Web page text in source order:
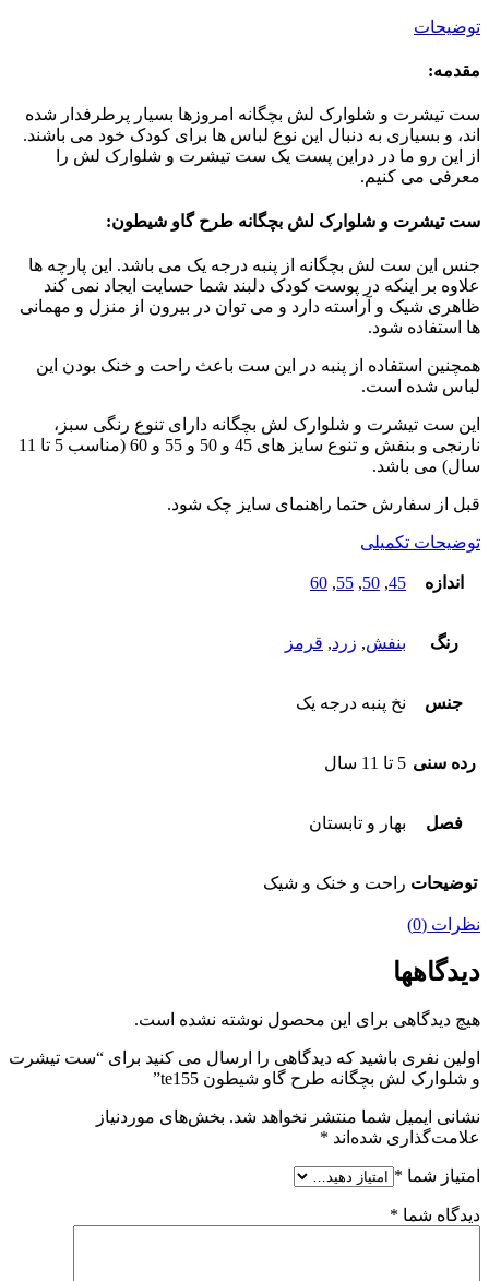
توضیحات
مقدمه:
ست تیشرت و شلوارک لش بچگانه امروزها بسیار پرطرفدار شده
اند، و بسیاری به دنبال این نوع لباس ها برای کودک خود می باشند.
از این رو ما در دراین پست یک ست تیشرت و شلوارک لش را
معرفی می کنیم.
ست تیشرت و شلوارک لش بچگانه طرح گاو شیطون:
جنس این ست لش بچگانه از پنبه درجه یک می باشد. این پارچه ها
علاوه بر اینکه در پوست کودک دلبند شما حسایت ایجاد نمی کند
ظاهری شیک و آراسته دارد و می توان در بیرون از منزل و مهمانی
ها استفاده شود.
همچنین استفاده از پنبه در این ست باعث راحت و خنک بودن این
لباس شده است.
این ست تیشرت و شلوارک لش بچگانه دارای تنوع رنگی سبز،
نارنجی و بنفش و تنوع سایز های 45 و 50 و 55 و 60 (مناسب 5 تا 11
سال) می باشد.
قبل از سفارش حتما راهنمای سایز چک شود.
توضیحات تکمیلی
اندازه 45
,
50
,
55
,
60
رنگ بنفش, زرد, قرمز
جنس نخ پنبه درجه یک
رده سنی 5 تا 11 سال
فصل بهار و تابستان
توضیحات راحت و خنک و شیک
نظرات (0)
دیدگاهها
هیچ دیدگاهی برای این محصول نوشته نشده است.
اولین نفری باشید که دیدگاهی را ارسال می کنید برای “ست تیشرت
و شلوارک لش بچگانه طرح گاو شیطون te155”
نشانی ایمیل شما منتشر نخواهد شد. بخش‌های موردنیاز
علامت‌گذاری شده‌اند *
امتیاز شما *
دیدگاه شما *